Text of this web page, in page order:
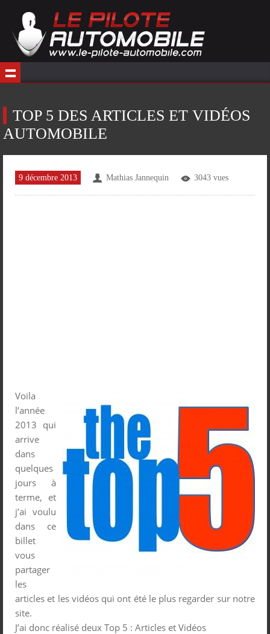
TOP 5 DES ARTICLES ET VIDÉOS
AUTOMOBILE
9 décembre 2013 Mathias Jannequin 3043 vues
Voila
l’année
2013 qui
arrive
dans
quelques
jours à
terme, et
j’ai voulu
dans ce
billet
vous
partager
les
articles et les vidéos qui ont été le plus regarder sur notre
site.
J’ai donc réalisé deux Top 5 : Articles et Vidéos